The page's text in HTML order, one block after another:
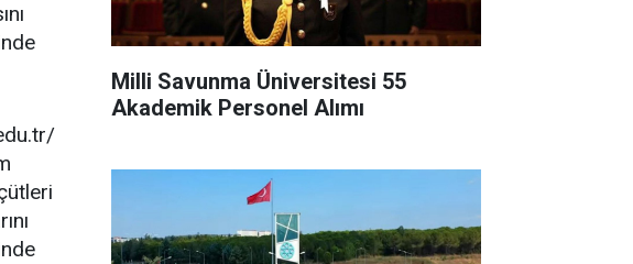
Milli Savunma Üniversitesi 55
Akademik Personel Alımı